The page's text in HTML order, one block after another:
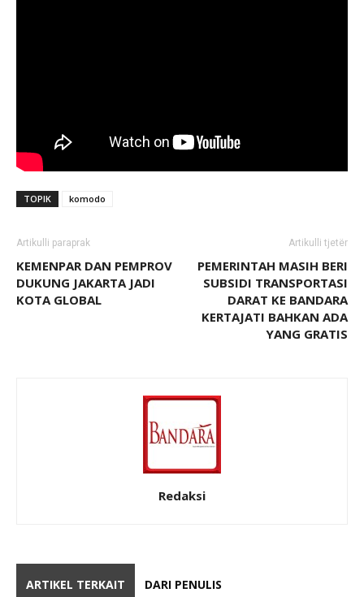
TOPIK komodo
Artikulli paraprak
KEMENPAR DAN PEMPROV
DUKUNG JAKARTA JADI
KOTA GLOBAL
Artikulli tjetër
PEMERINTAH MASIH BERI
SUBSIDI TRANSPORTASI
DARAT KE BANDARA
KERTAJATI BAHKAN ADA
YANG GRATIS
Redaksi
ARTIKEL TERKAIT DARI PENULIS